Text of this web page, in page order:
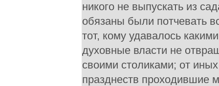
никого не выпускать из
обязаны были потчевать
тот, кому удавалось
духовные власти не
своими столиками; от
празднеств проходившие